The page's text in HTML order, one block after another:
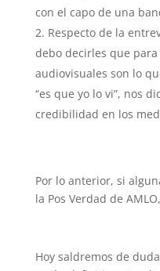
con el capo de una
Respecto de la
debo decirles que
audiovisuales son lo
“es que yo lo vi”, nos
credibilidad en los
Por lo anterior, si
la Pos Verdad de
Hoy saldremos de